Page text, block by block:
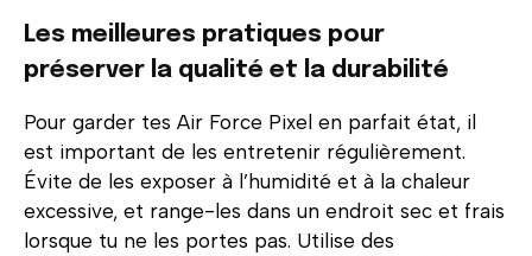
Les meilleures pratiques pour
préserver la qualité et la durabilité
Pour garder tes Air Force Pixel en parfait état, il
est important de les entretenir régulièrement.
Évite de les exposer à l’humidité et à la chaleur
excessive, et range-les dans un endroit sec et frais
lorsque tu ne les portes pas. Utilise des